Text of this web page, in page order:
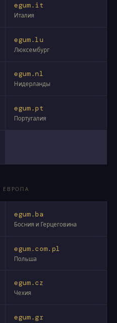
egum.it
Италия
egum.lu
Люксембург
egum.nl
Нидерланды
egum.pt
Португалия
ЕВРОПА
egum.ba
Босния и Герцеговина
egum.com.pl
Польша
egum.cz
Чехия
egum.gr